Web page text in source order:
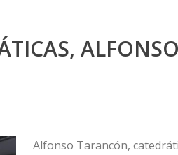
Alfonso Tarancón,